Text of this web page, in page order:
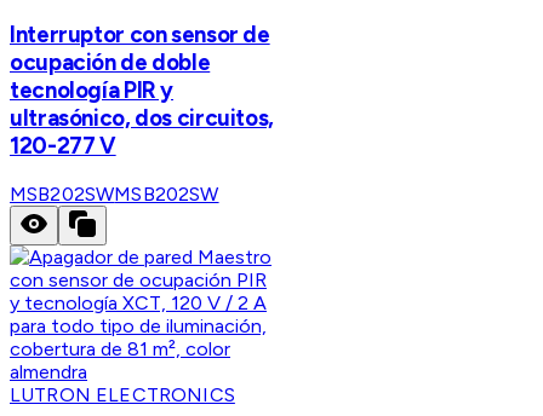
Interruptor con sensor de
ocupación de doble
tecnología PIR y
ultrasónico, dos circuitos,
120-277 V
MSB202SWMSB202SW
LUTRON ELECTRONICS